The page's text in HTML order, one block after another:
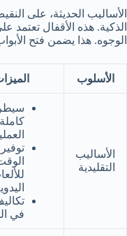
الأساليب الحديثة، على
الذكية. هذه الأقفال تعتمد
الوجوه. هذا يضمن فتح
الأسلوب
الأساليب
التقليدية
توفير
في